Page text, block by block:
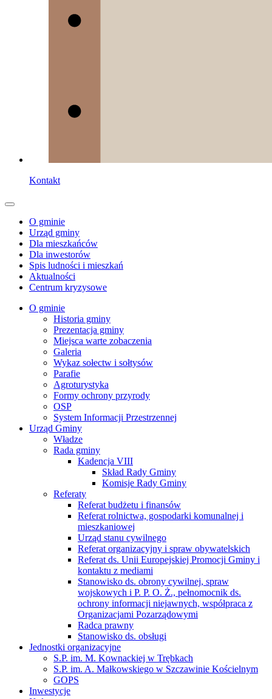
Kontakt
O gminie
Urząd gminy
Dla mieszkańców
Dla inwestorów
Spis ludności i mieszkań
Aktualności
Centrum kryzysowe
O gminie
Historia gminy
Prezentacja gminy
Miejsca warte zobaczenia
Galeria
Wykaz sołectw i sołtysów
Parafie
Agroturystyka
Formy ochrony przyrody
OSP
System Informacji Przestrzennej
Urząd Gminy
Władze
Rada gminy
Kadencja VIII
Skład Rady Gminy
Komisje Rady Gminy
Referaty
Referat budżetu i finansów
Referat rolnictwa, gospodarki komunalnej i
mieszkaniowej
Urząd stanu cywilnego
Referat organizacyjny i spraw obywatelskich
Referat ds. Unii Europejskiej Promocji Gminy i
kontaktu z mediami
Stanowisko ds. obrony cywilnej, spraw
wojskowych i P. P. O. Ż., pełnomocnik ds.
ochrony informacji niejawnych, współpraca z
Organizacjami Pozarządowymi
Radca prawny
Stanowisko ds. obsługi
Jednostki organizacyjne
S.P. im. M. Kownackiej w Trębkach
S.P. im. A. Małkowskiego w Szczawinie Kościelnym
GOPS
Inwestycje